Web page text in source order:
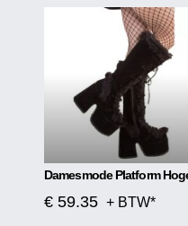
€ 59.35 + BTW*